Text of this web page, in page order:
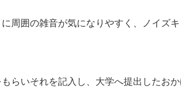
周囲の雑音が気になりやすく、ノイズ
らいそれを記入し、大学へ提出したお